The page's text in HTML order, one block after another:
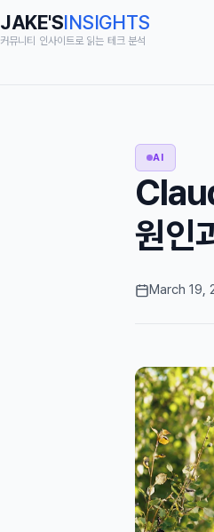
JAKE'SINSIGHTS
커뮤니티 인사이트로 읽는 테크 분석
AI
원인
March 19,